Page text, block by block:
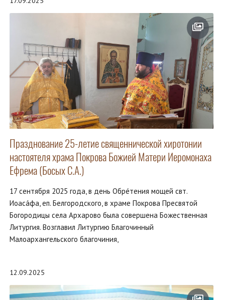
Празднование 25-летие священнической хиротонии
настоятеля храма Покрова Божией Матери Иеромонаха
Ефрема (Босых С.А.)
17 сентября 2025 года, в день Обрéтения мощей свт.
Иоасáфа, еп. Белгородского, в храме Покрова Пресвятой
Богородицы села Архарово была совершена Божественная
Литургия. Возглавил Литургию Благочинный
Малоархангельского благочиния,
12.09.2025